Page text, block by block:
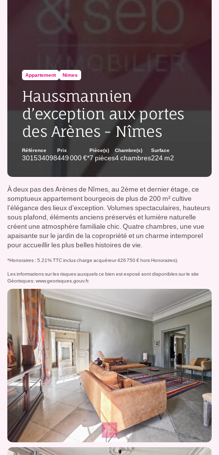
Appartement Nimes
Haussmannien
d’exception aux portes
des Arènes - Nîmes
Référence
301534098
Prix
449 000 €*
Pièce(s)
7 pièces
Chambre(s)
4 chambres
Surface
224 m2
À deux pas des Arènes de Nîmes, au 2ème et dernier étage, ce
somptueux appartement bourgeois de plus de 200 m² cultive
l’élégance des lieux d’exception. Volumes spectaculaires, hauteurs
sous plafond, éléments anciens préservés et lumière naturelle
créent une atmosphère familiale chic. Quatre chambres, une vue
apaisante sur le jardin de la copropriété et un charme intemporel
pour accueillir les plus belles histoires de vie.
*Honoraires : 5.21% TTC inclus charge acquéreur 426 750 € hors Honoraires).
Les informations sur les risques auxquels ce bien est exposé sont disponibles sur le site
Géorisques: www.georisques.gouv.fr.